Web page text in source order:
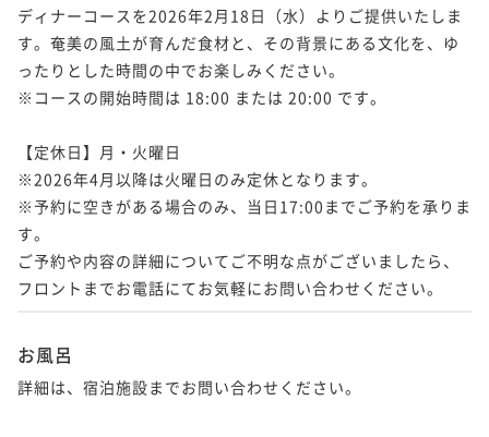
ディナーコースを2026年2月18日（水）よりご提供いたしま
す。奄美の風土が育んだ食材と、その背景にある文化を、ゆ
ったりとした時間の中でお楽しみください。
※コースの開始時間は 18:00 または 20:00 です。
【定休日】月・火曜日
※2026年4月以降は火曜日のみ定休となります。
※予約に空きがある場合のみ、当日17:00までご予約を承りま
す。
ご予約や内容の詳細についてご不明な点がございましたら、
お風呂
詳細は、宿泊施設までお問い合わせください。